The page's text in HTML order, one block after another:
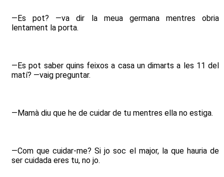
—Es pot? —va dir la meua germana mentres obria
lentament la porta.
—Es pot saber quins feixos a casa un dimarts a les 11 del
matí? —vaig preguntar.
—Mamà diu que he de cuidar de tu mentres ella no estiga.
—Com que cuidar-me? Si jo soc el major, la que hauria de
ser cuidada eres tu, no jo.